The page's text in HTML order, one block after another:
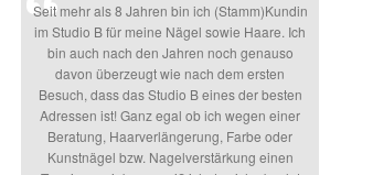
Seit mehr als 8 Jahren bin ich (Stamm)Kundin
im Studio B für meine Nägel sowie Haare. Ich
bin auch nach den Jahren noch genauso
davon überzeugt wie nach dem ersten
Besuch, dass das Studio B eines der besten
Adressen ist! Ganz egal ob ich wegen einer
Beratung, Haarverlängerung, Farbe oder
Kunstnägel bzw. Nagelverstärkung einen